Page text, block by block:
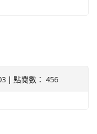
| 點閱數： 456